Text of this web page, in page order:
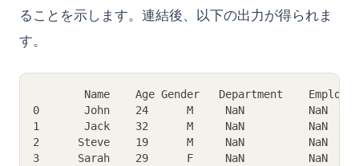
ることを示します。連結後、以下の出力が得られま
す。
Name    Age Gender   Department
0       John    24      M     NaN          NaN
1       Jack    32      M     NaN          NaN
2      Steve    19      M     NaN          NaN
3      Sarah    29      F     NaN          NaN